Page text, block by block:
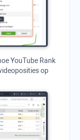
YouTube Rank
op